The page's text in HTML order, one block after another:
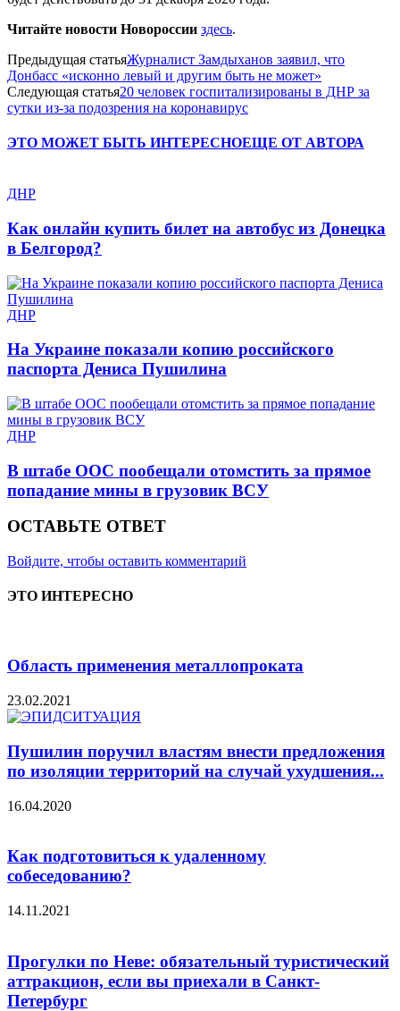
Читайте новости Новороссии здесь.
Предыдущая статьяЖурналист Замдыханов заявил, что
Донбасс «исконно левый и другим быть не может»
Следующая статья20 человек госпитализированы в ДНР за
сутки из-за подозрения на коронавирус
ЭТО МОЖЕТ БЫТЬ ИНТЕРЕСНОЕЩЕ ОТ АВТОРА
ДНР
Как онлайн купить билет на автобус из Донецка
в Белгород?
ДНР
На Украине показали копию российского
паспорта Дениса Пушилина
ДНР
В штабе ООС пообещали отомстить за прямое
попадание мины в грузовик ВСУ
ОСТАВЬТЕ ОТВЕТ
Войдите, чтобы оставить комментарий
ЭТО ИНТЕРЕСНО
Область применения металлопроката
23.02.2021
Пушилин поручил властям внести предложения
по изоляции территорий на случай ухудшения...
16.04.2020
Как подготовиться к удаленному
собеседованию?
14.11.2021
Прогулки по Неве: обязательный туристический
аттракцион, если вы приехали в Санкт-
Петербург